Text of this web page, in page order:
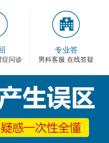
，看病很舒心。
不用重新检查了，关键
症问诊
专业答
男科客服 在线答疑